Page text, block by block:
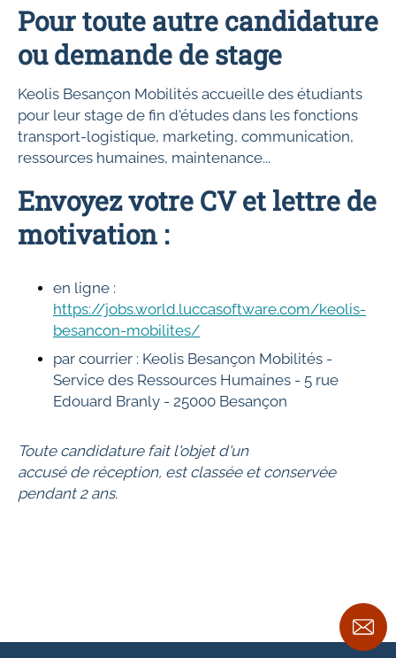
Pour toute autre candidature
ou demande de stage
Keolis Besançon Mobilités accueille des étudiants
pour leur stage de fin d'études dans les fonctions
transport-logistique, marketing, communication,
ressources humaines, maintenance...
Envoyez votre CV et lettre de
motivation :
en ligne :
https://jobs.world.luccasoftware.com/keolis-
besancon-mobilites/
par courrier : Keolis Besançon Mobilités -
Service des Ressources Humaines - 5 rue
Edouard Branly - 25000 Besançon
Toute candidature fait l'objet d'un
accusé de réception, est classée et conservée
pendant 2 ans.